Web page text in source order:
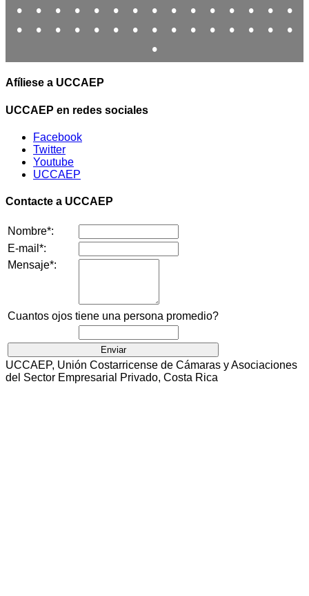
• • • • • • • • • • • • • •
•
•
• • • • • • • • • • • • •
•
•
Afíliese a UCCAEP
UCCAEP en redes sociales
Facebook
Twitter
Youtube
UCCAEP
Contacte a UCCAEP
Nombre*:
E-mail*:
Mensaje*:
Cuantos ojos tiene una persona promedio?
UCCAEP, Unión Costarricense de Cámaras y Asociaciones
del Sector Empresarial Privado, Costa Rica